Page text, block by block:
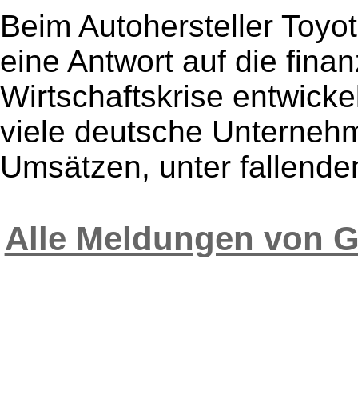
Beim Autohersteller
eine Antwort auf die
Wirtschaftskrise
viele deutsche
Umsätzen, unter
Alle Meldungen von